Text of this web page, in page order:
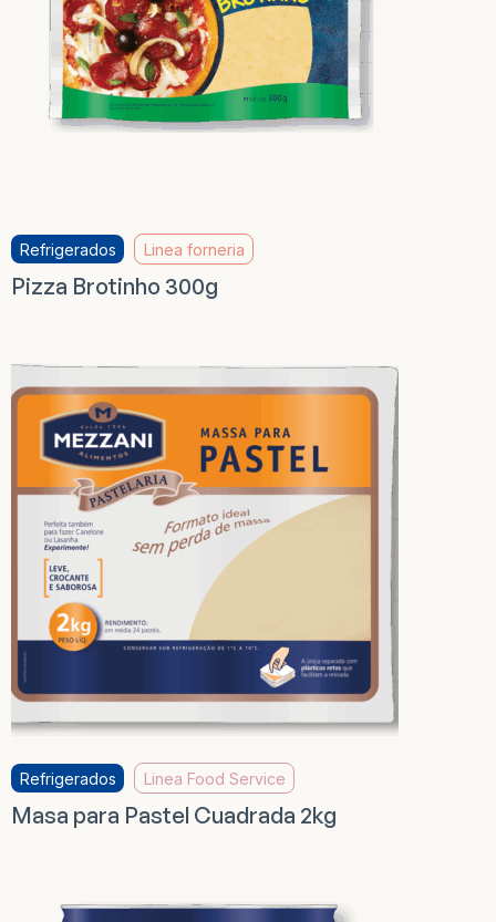
Refrigerados Linea forneria
Pizza Brotinho 300g
Refrigerados Linea Food Service
Masa para Pastel Cuadrada 2kg